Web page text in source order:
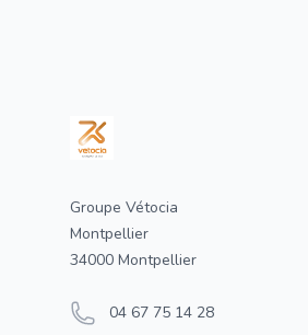
Groupe Vétocia
Montpellier
34000 Montpellier
04 67 75 14 28